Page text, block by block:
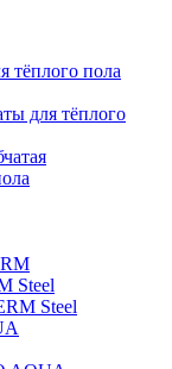
тёплого пола
для тёплого
Steel
Steel